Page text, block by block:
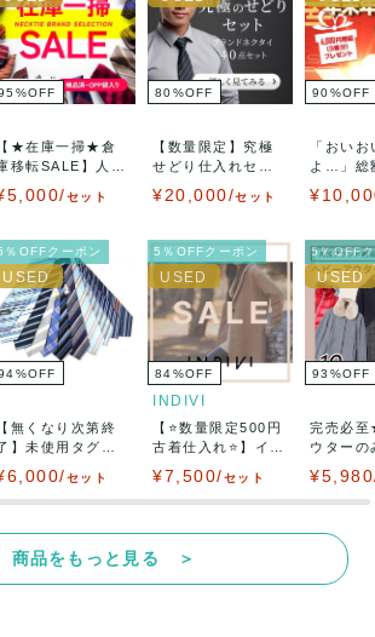
%OFF
【★在庫一掃★倉
移転SALE】人気
セット
80%OFF
【数量限定】究極
せどり仕入れセッ
販...
¥20,000/セット
90%OFF
「おい
よ…」総
％OFFクーポン
%OFF
【無くなり次第終
】未使用タグ付
ネ...
セット
5％OFFクーポン
84%OFF
INDIVI
【⭐数量限定500円
古着仕入れ⭐】イン
¥7,500/セット
5％OFF
93 %OFF
完売必
ウター
色...
商品をもっと見る ＞